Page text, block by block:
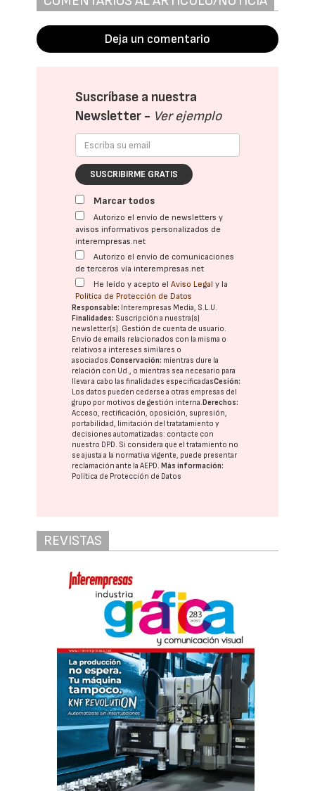
Deja un comentario
Suscríbase a nuestra
Newsletter - Ver ejemplo
SUSCRIBIRME GRATIS
Marcar todos
Autorizo el envío de newsletters y
avisos informativos personalizados de
interempresas.net
Autorizo el envío de comunicaciones
de terceros vía interempresas.net
He leído y acepto elAviso Legal y la
Política de Protección de Datos
Responsable: Interempresas Media, S.L.U.
Finalidades: Suscripción a nuestra(s)
newsletter(s). Gestión de cuenta de usuario.
Envío de emails relacionados con la misma o
relativos a intereses similares o
asociados.Conservación: mientras dure la
relación con Ud., o mientras sea necesario para
llevar a cabo las finalidades especificadasCesión:
Los datos pueden cederse a otras empresas del
grupo por motivos de gestión interna. Derechos:
Acceso, rectificación, oposición, supresión,
portabilidad, limitación del tratatamiento y
decisiones automatizadas: contacte con
nuestro DPD. Si considera que el tratamiento no
se ajusta a la normativa vigente, puede presentar
reclamación ante laAEPD. Más información:
Política de Protección de Datos
REVISTAS